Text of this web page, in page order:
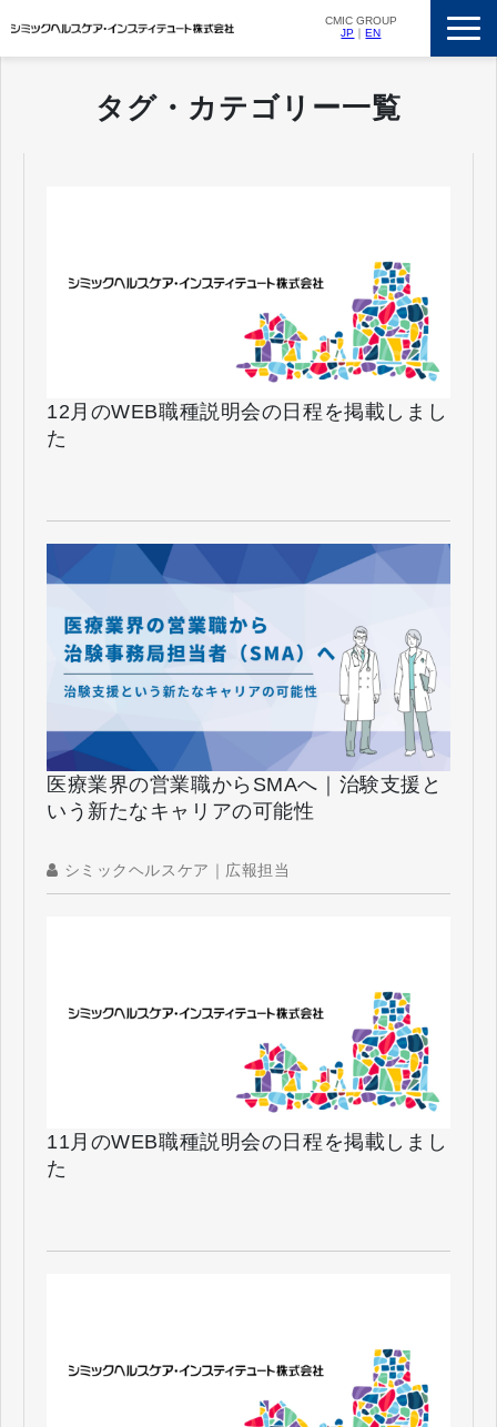
CMIC GROUP
JP ｜EN
私たちの強み
採用情報
タグ・カテゴリー一覧
12月のWEB職種説明会の日程を掲載しまし
た
医療業界の営業職からSMAへ｜治験支援と
いう新たなキャリアの可能性
シミックヘルスケア｜広報担当
11月のWEB職種説明会の日程を掲載しまし
た